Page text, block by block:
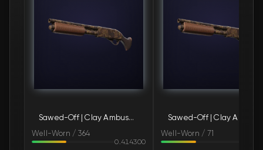
$0.80🛒
FN $0.80🛒
FN $0.80🛒
Sawed-Off | Clay Ambush (Well-Worn)
Well-Worn / 364
0.414300
Well-Worn / 71